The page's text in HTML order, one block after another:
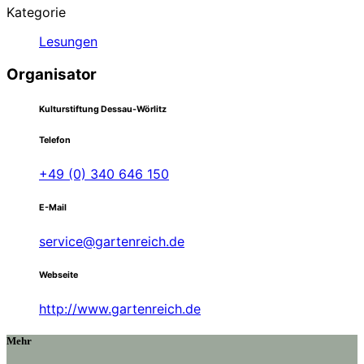
Kategorie
Lesungen
Organisator
Kulturstiftung Dessau-Wörlitz
Telefon
+49 (0) 340 646 150
E-Mail
service@gartenreich.de
Webseite
http://www.gartenreich.de
Mehr